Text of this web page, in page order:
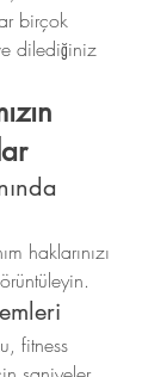
birçok
dilediğiniz
haklarınızı
fitness